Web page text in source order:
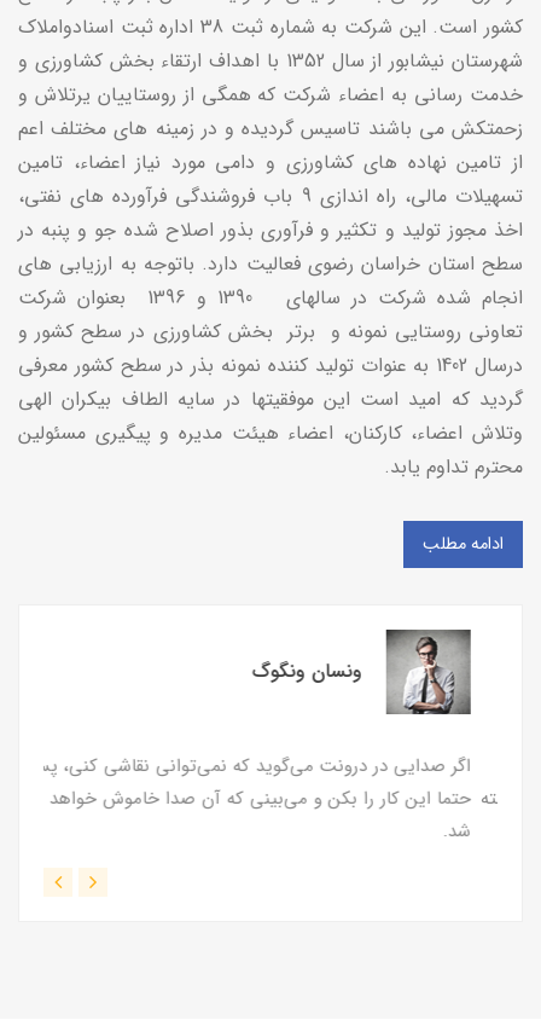
کشور است. این شرکت به شماره ثبت 38 اداره ثبت اسنادواملاک
شهرستان نیشابور از سال 1352 با اهداف ارتقاء بخش کشاورزی و
خدمت رسانی به اعضاء شرکت که همگی از روستاییان یرتلاش و
زحمتکش می باشند تاسیس گردیده و در زمینه های مختلف اعم
از تامین نهاده های کشاورزی و دامی مورد نیاز اعضاء، تامین
تسهیلات مالی، راه اندازی 9 باب فروشندگی فرآورده های نفتی،
اخذ مجوز تولید و تکثیر و فرآوری بذور اصلاح شده جو و پنبه در
سطح استان خراسان رضوی فعالیت دارد. باتوجه به ارزیابی های
انجام شده شرکت در سالهای 1390 و 1396 بعنوان شرکت
تعاونی روستایی نمونه و برتر بخش کشاورزی در سطح کشور و
درسال 1402 به عنوات تولید کننده نمونه بذر در سطح کشور معرفی
گردید که امید است این موفقیتها در سایه الطاف بیکران الهی
وتلاش اعضاء، کارکنان، اعضاء هیئت مدیره و پیگیری مسئولین
محترم تداوم یابد.
ادامه مطلب
ونسان ونگوگ
اگر صدایی در درونت می‌گوید که نمی‌توانی نقاشی کنی، پس
حتما این کار را بکن و می‌بینی که آن صدا خاموش خواهد